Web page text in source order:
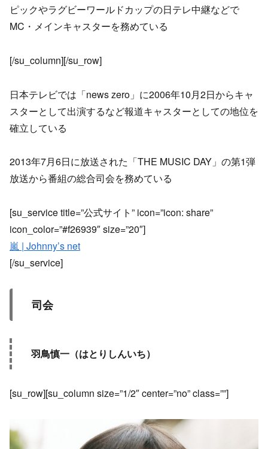
ピックやラグビーワールドカップの日テレ中継などで
MC・メインキャスターを務めている
[/su_column][/su_row]
日本テレビでは「news zero」に2006年10月2日からキャ
スターとして出演するなど報道キャスターとしての地位を
確立している
2013年7月6日に放送された「THE MUSIC DAY」の第1弾
放送から番組の総合司会を務めている
[su_service title=”公式サイト” icon=”icon: share”
icon_color=”#f26939″ size=”20″]
嵐 | Johnny’s net
[/su_service]
司会
羽鳥慎一（はとりしんいち）
[su_row][su_column size=”1/2″ center=”no” class=””]